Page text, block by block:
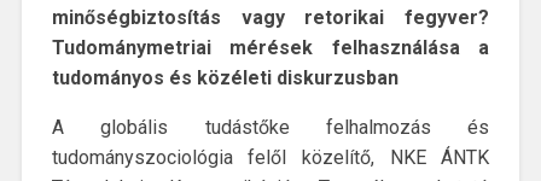
minőségbiztosítás vagy retorikai fegyver?
Tudománymetriai mérések felhasználása a
tudományos és közéleti diskurzusban
A globális tudástőke felhalmozás és
tudományszociológia felől közelítő, NKE ÁNTK